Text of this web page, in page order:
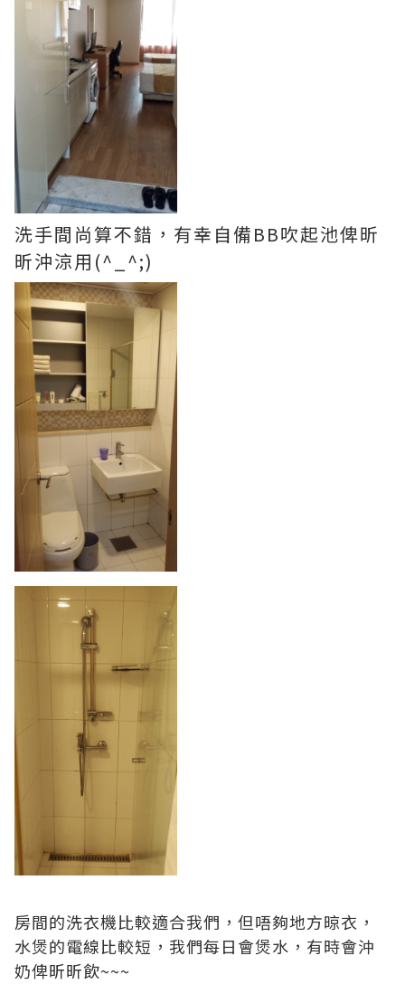
洗手間尚算不錯，有幸自備BB吹起池俾昕
昕沖涼用(^_^;)
房間的洗衣機比較適合我們，但唔夠地方晾衣，
水煲的電線比較短，我們每日會煲水，有時會沖
奶俾昕昕飲~~~